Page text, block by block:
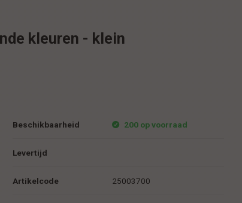
kleuren - klein
Beschikbaarheid 200 op voorraad
Levertijd
Artikelcode 25003700